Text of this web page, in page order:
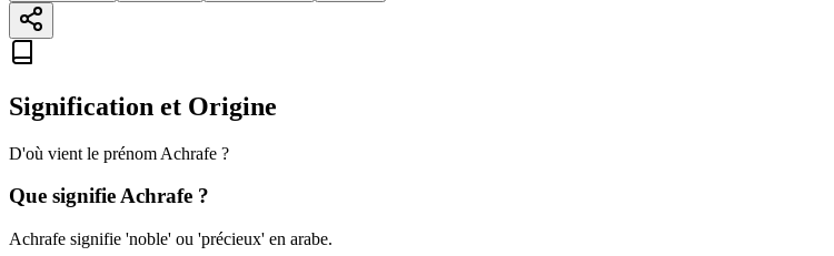
Signification et Origine
D'où vient le prénom Achrafe ?
Que signifieAchrafe ?
Achrafe signifie 'noble' ou 'précieux' en arabe.